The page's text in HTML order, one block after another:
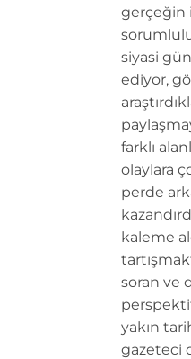
gerçeğin
siyasi
ediyor,
farklı
olaylara
perde
kaleme
soran ve
yakın
gazeteci